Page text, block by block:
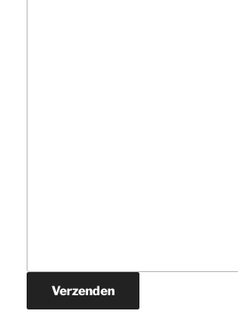
Verzenden